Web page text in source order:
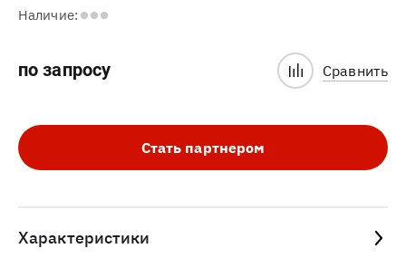
Наличие:
по запросу Сравнить
Стать партнером
Характеристики